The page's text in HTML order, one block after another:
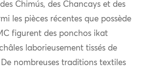
Chimús, des Chancays et des
les pièces récentes que possède
figurent des ponchos ikat
laborieusement tissés de
nombreuses traditions textiles